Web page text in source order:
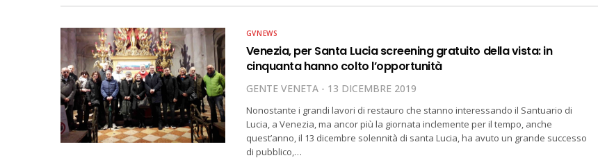
GVNEWS
Venezia, per Santa Lucia screening gratuito della vista: in
cinquanta hanno colto l’opportunità
GENTE VENETA 13 DICEMBRE 2019
Nonostante i grandi lavori di restauro che stanno interessando il Santuario di
Lucia, a Venezia, ma ancor più la giornata inclemente per il tempo, anche
quest’anno, il 13 dicembre solennità di santa Lucia, ha avuto un grande successo
di pubblico,…